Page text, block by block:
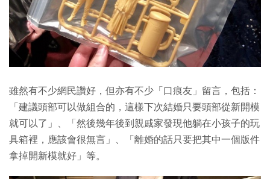
雖然有不少網民讚好，但亦有不少「口痕友」留言，包括：
「建議頭部可以做組合的，這樣下次結婚只要頭部從新開模
就可以了」、「然後幾年後到親戚家發現他躺在小孩子的玩
具箱裡，應該會很無言」、「離婚的話只要把其中一個版件
拿掉開新模就好」等。